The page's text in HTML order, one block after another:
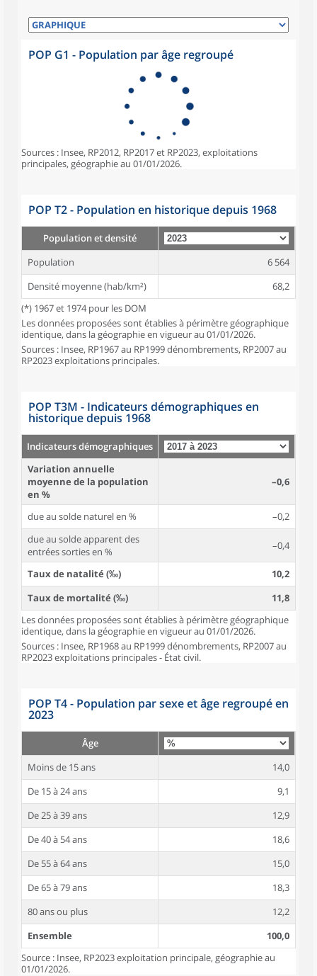
POP G1 - Population par âge regroupé
Sources : Insee, RP2012, RP2017 et RP2023, exploitations
principales, géographie au 01/01/2026.
POP T2 - Population en historique depuis 1968
Population et densité
Population
6 564
Densité moyenne (hab/km²)
68,2
(*) 1967 et 1974 pour les DOM
Les données proposées sont établies à périmètre géographique
identique, dans la géographie en vigueur au 01/01/2026.
Sources : Insee, RP1967 au RP1999 dénombrements, RP2007 au
RP2023 exploitations principales.
POP T3M - Indicateurs démographiques en
historique depuis 1968
Indicateurs démographiques
Variation annuelle
moyenne de la population
en %
–0,6
due au solde naturel en %
–0,2
due au solde apparent des
entrées sorties en %
–0,4
Taux de natalité (‰)
10,2
Taux de mortalité (‰)
11,8
Les données proposées sont établies à périmètre géographique
identique, dans la géographie en vigueur au 01/01/2026.
Sources : Insee, RP1968 au RP1999 dénombrements, RP2007 au
RP2023 exploitations principales - État civil.
POP T4 - Population par sexe et âge regroupé en
2023
Âge
Moins de 15 ans
14,0
De 15 à 24 ans
9,1
De 25 à 39 ans
12,9
De 40 à 54 ans
18,6
De 55 à 64 ans
15,0
De 65 à 79 ans
18,3
80 ans ou plus
12,2
Ensemble
100,0
Source : Insee, RP2023 exploitation principale, géographie au
01/01/2026.